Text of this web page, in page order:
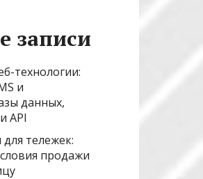
записи
технологии:
и
данных,
API
тележек:
продажи